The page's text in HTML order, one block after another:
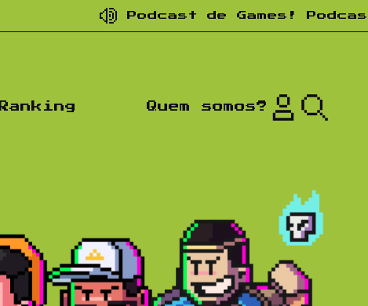
Podcast de Games! Podcast
Ranking Quem somos?